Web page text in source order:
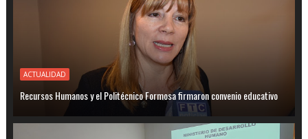
ACTUALIDAD
Recursos Humanos y el Politécnico Formosa firmaron convenio educativo